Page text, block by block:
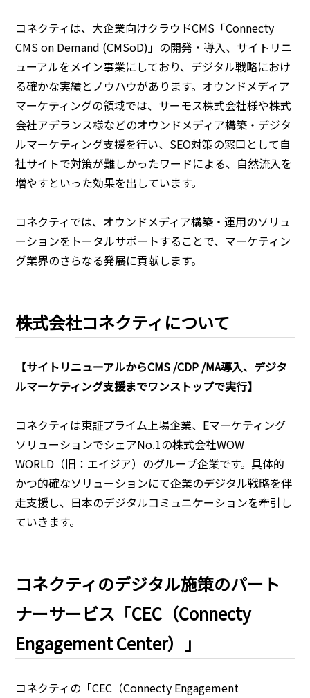
コネクティは、大企業向けクラウドCMS「Connecty
CMS on Demand (CMSoD)」の開発・導入、サイトリニ
ューアルをメイン事業にしており、デジタル戦略におけ
る確かな実績とノウハウがあります。オウンドメディア
マーケティングの領域では、サーモス株式会社様や株式
会社アデランス様などのオウンドメディア構築・デジタ
ルマーケティング支援を行い、SEO対策の窓口として自
社サイトで対策が難しかったワードによる、自然流入を
増やすといった効果を出しています。
コネクティでは、オウンドメディア構築・運用のソリュ
ーションをトータルサポートすることで、マーケティン
グ業界のさらなる発展に貢献します。
株式会社コネクティについて
【サイトリニューアルからCMS /CDP /MA導入、デジタ
ルマーケティング支援までワンストップで実行】
コネクティは東証プライム上場企業、Eマーケティング
ソリューションでシェアNo.1の株式会社WOW
WORLD（旧：エイジア）のグループ企業です。具体的
かつ的確なソリューションにて企業のデジタル戦略を伴
走支援し、日本のデジタルコミュニケーションを牽引し
ていきます。
コネクティのデジタル施策のパート
ナーサービス「CEC（Connecty
Engagement Center）」
コネクティの「CEC（Connecty Engagement